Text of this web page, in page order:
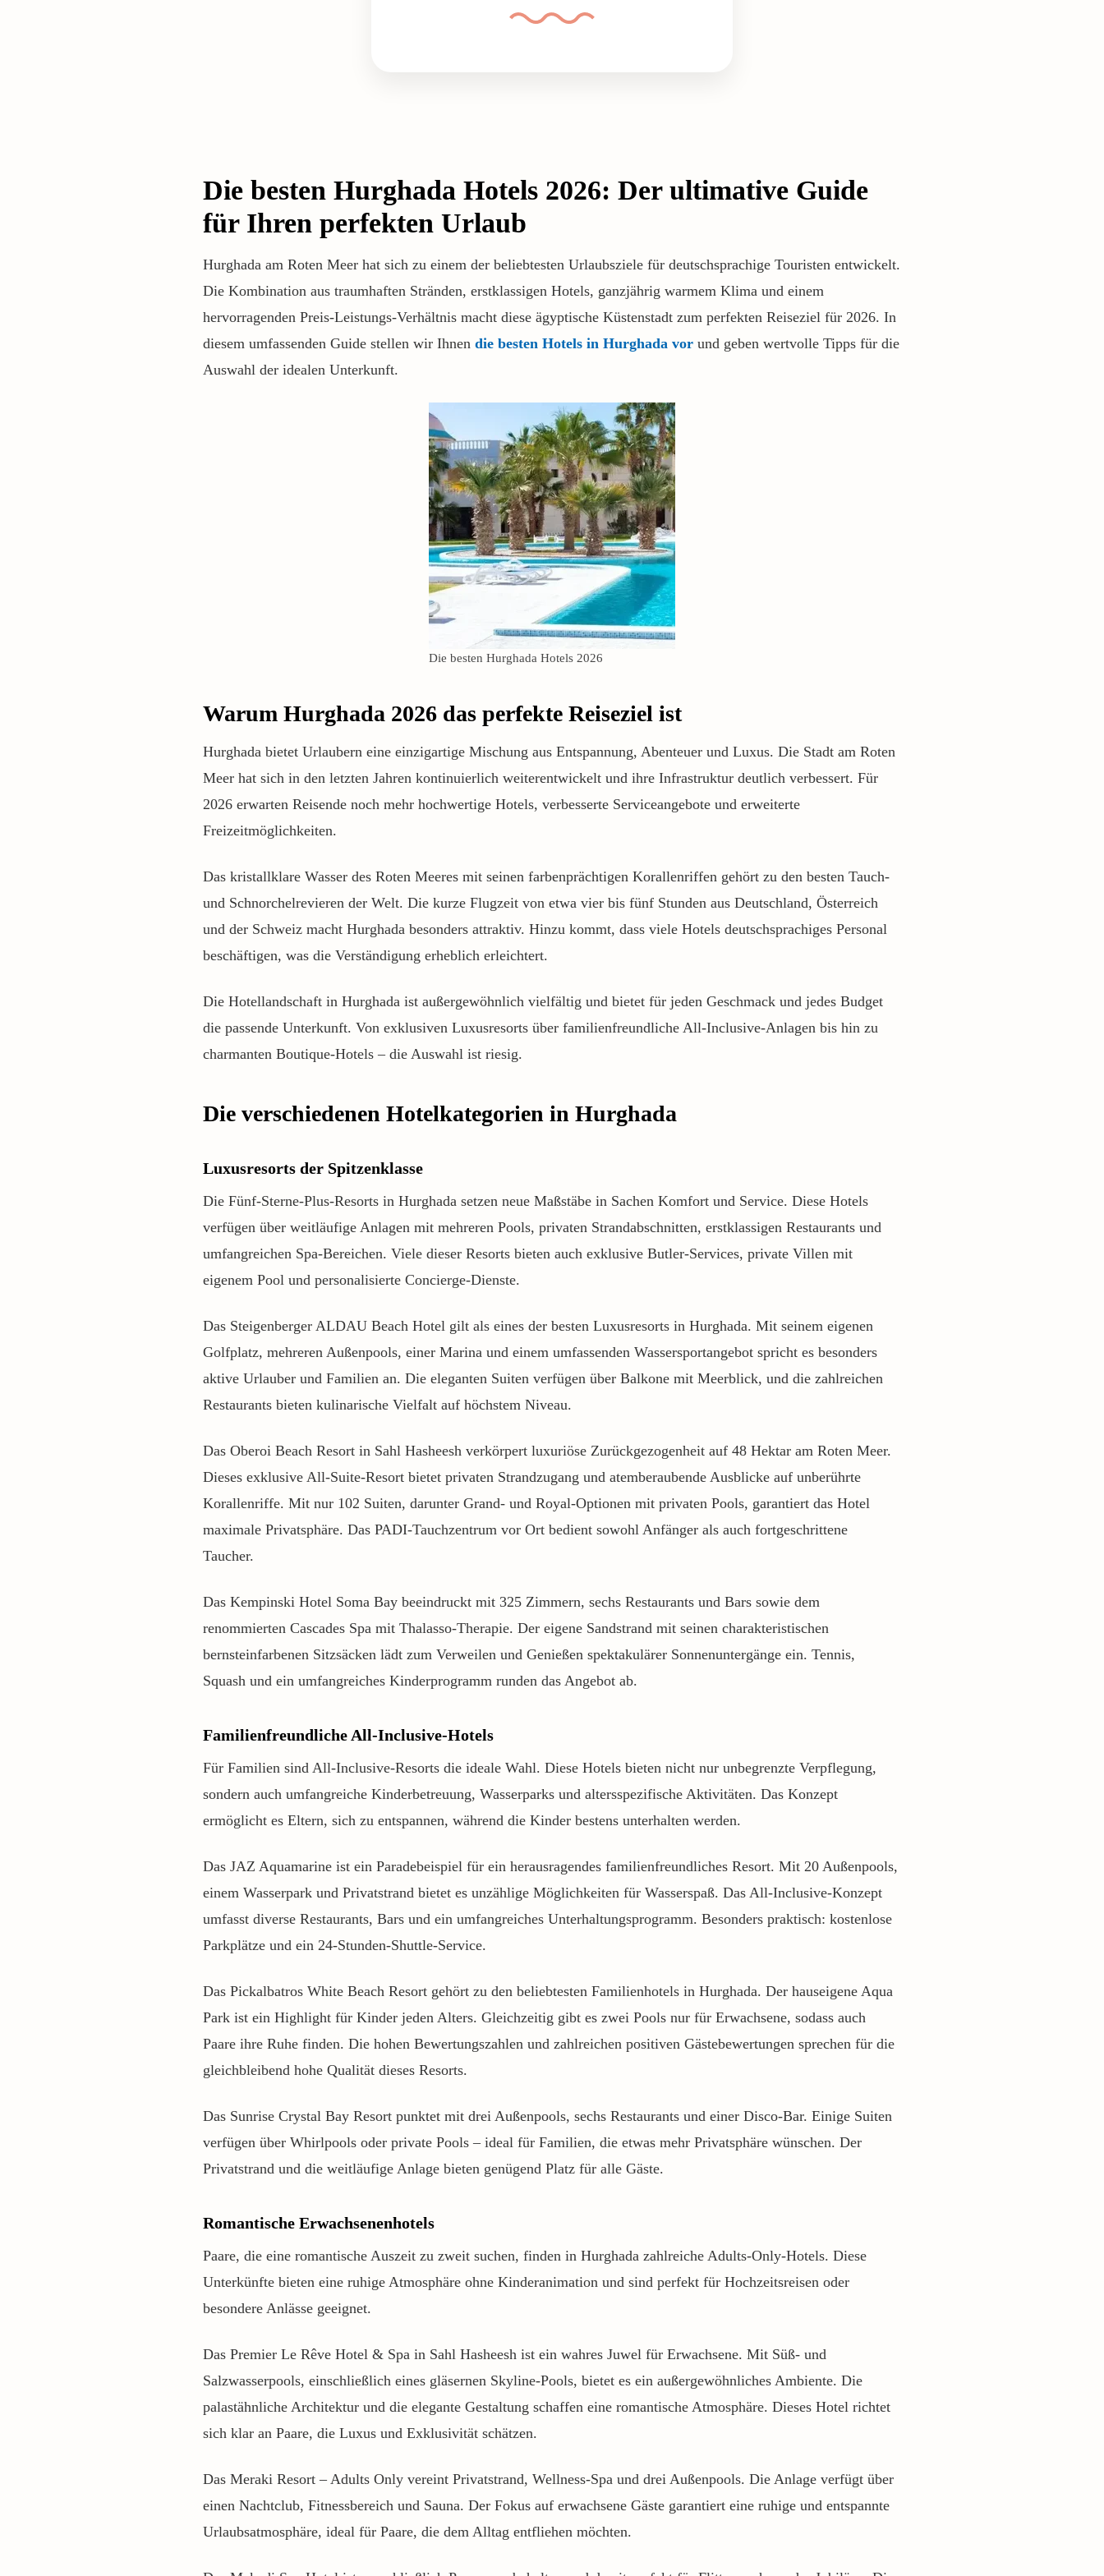
Die besten Hurghada Hotels 2026: Der ultimative Guide
für Ihren perfekten Urlaub
Hurghada am Roten Meer hat sich zu einem der beliebtesten Urlaubsziele für deutschsprachige Touristen entwickelt.
Die Kombination aus traumhaften Stränden, erstklassigen Hotels, ganzjährig warmem Klima und einem
hervorragenden Preis-Leistungs-Verhältnis macht diese ägyptische Küstenstadt zum perfekten Reiseziel für 2026. In
diesem umfassenden Guide stellen wir Ihnen die besten Hotels in Hurghada vor und geben wertvolle Tipps für die
Auswahl der idealen Unterkunft.
Die besten Hurghada Hotels 2026
Warum Hurghada 2026 das perfekte Reiseziel ist
Hurghada bietet Urlaubern eine einzigartige Mischung aus Entspannung, Abenteuer und Luxus. Die Stadt am Roten
Meer hat sich in den letzten Jahren kontinuierlich weiterentwickelt und ihre Infrastruktur deutlich verbessert. Für
2026 erwarten Reisende noch mehr hochwertige Hotels, verbesserte Serviceangebote und erweiterte
Freizeitmöglichkeiten.
Das kristallklare Wasser des Roten Meeres mit seinen farbenprächtigen Korallenriffen gehört zu den besten Tauch-
und Schnorchelrevieren der Welt. Die kurze Flugzeit von etwa vier bis fünf Stunden aus Deutschland, Österreich
und der Schweiz macht Hurghada besonders attraktiv. Hinzu kommt, dass viele Hotels deutschsprachiges Personal
beschäftigen, was die Verständigung erheblich erleichtert.
Die Hotellandschaft in Hurghada ist außergewöhnlich vielfältig und bietet für jeden Geschmack und jedes Budget
die passende Unterkunft. Von exklusiven Luxusresorts über familienfreundliche All-Inclusive-Anlagen bis hin zu
charmanten Boutique-Hotels – die Auswahl ist riesig.
Die verschiedenen Hotelkategorien in Hurghada
Luxusresorts der Spitzenklasse
Die Fünf-Sterne-Plus-Resorts in Hurghada setzen neue Maßstäbe in Sachen Komfort und Service. Diese Hotels
verfügen über weitläufige Anlagen mit mehreren Pools, privaten Strandabschnitten, erstklassigen Restaurants und
umfangreichen Spa-Bereichen. Viele dieser Resorts bieten auch exklusive Butler-Services, private Villen mit
eigenem Pool und personalisierte Concierge-Dienste.
Das Steigenberger ALDAU Beach Hotel gilt als eines der besten Luxusresorts in Hurghada. Mit seinem eigenen
Golfplatz, mehreren Außenpools, einer Marina und einem umfassenden Wassersportangebot spricht es besonders
aktive Urlauber und Familien an. Die eleganten Suiten verfügen über Balkone mit Meerblick, und die zahlreichen
Restaurants bieten kulinarische Vielfalt auf höchstem Niveau.
Das Oberoi Beach Resort in Sahl Hasheesh verkörpert luxuriöse Zurückgezogenheit auf 48 Hektar am Roten Meer.
Dieses exklusive All-Suite-Resort bietet privaten Strandzugang und atemberaubende Ausblicke auf unberührte
Korallenriffe. Mit nur 102 Suiten, darunter Grand- und Royal-Optionen mit privaten Pools, garantiert das Hotel
maximale Privatsphäre. Das PADI-Tauchzentrum vor Ort bedient sowohl Anfänger als auch fortgeschrittene
Taucher.
Das Kempinski Hotel Soma Bay beeindruckt mit 325 Zimmern, sechs Restaurants und Bars sowie dem
renommierten Cascades Spa mit Thalasso-Therapie. Der eigene Sandstrand mit seinen charakteristischen
bernsteinfarbenen Sitzsäcken lädt zum Verweilen und Genießen spektakulärer Sonnenuntergänge ein. Tennis,
Squash und ein umfangreiches Kinderprogramm runden das Angebot ab.
Familienfreundliche All-Inclusive-Hotels
Für Familien sind All-Inclusive-Resorts die ideale Wahl. Diese Hotels bieten nicht nur unbegrenzte Verpflegung,
sondern auch umfangreiche Kinderbetreuung, Wasserparks und altersspezifische Aktivitäten. Das Konzept
ermöglicht es Eltern, sich zu entspannen, während die Kinder bestens unterhalten werden.
Das JAZ Aquamarine ist ein Paradebeispiel für ein herausragendes familienfreundliches Resort. Mit 20 Außenpools,
einem Wasserpark und Privatstrand bietet es unzählige Möglichkeiten für Wasserspaß. Das All-Inclusive-Konzept
umfasst diverse Restaurants, Bars und ein umfangreiches Unterhaltungsprogramm. Besonders praktisch: kostenlose
Parkplätze und ein 24-Stunden-Shuttle-Service.
Das Pickalbatros White Beach Resort gehört zu den beliebtesten Familienhotels in Hurghada. Der hauseigene Aqua
Park ist ein Highlight für Kinder jeden Alters. Gleichzeitig gibt es zwei Pools nur für Erwachsene, sodass auch
Paare ihre Ruhe finden. Die hohen Bewertungszahlen und zahlreichen positiven Gästebewertungen sprechen für die
gleichbleibend hohe Qualität dieses Resorts.
Das Sunrise Crystal Bay Resort punktet mit drei Außenpools, sechs Restaurants und einer Disco-Bar. Einige Suiten
verfügen über Whirlpools oder private Pools – ideal für Familien, die etwas mehr Privatsphäre wünschen. Der
Privatstrand und die weitläufige Anlage bieten genügend Platz für alle Gäste.
Romantische Erwachsenenhotels
Paare, die eine romantische Auszeit zu zweit suchen, finden in Hurghada zahlreiche Adults-Only-Hotels. Diese
Unterkünfte bieten eine ruhige Atmosphäre ohne Kinderanimation und sind perfekt für Hochzeitsreisen oder
besondere Anlässe geeignet.
Das Premier Le Rêve Hotel & Spa in Sahl Hasheesh ist ein wahres Juwel für Erwachsene. Mit Süß- und
Salzwasserpools, einschließlich eines gläsernen Skyline-Pools, bietet es ein außergewöhnliches Ambiente. Die
palastähnliche Architektur und die elegante Gestaltung schaffen eine romantische Atmosphäre. Dieses Hotel richtet
sich klar an Paare, die Luxus und Exklusivität schätzen.
Das Meraki Resort – Adults Only vereint Privatstrand, Wellness-Spa und drei Außenpools. Die Anlage verfügt über
einen Nachtclub, Fitnessbereich und Sauna. Der Fokus auf erwachsene Gäste garantiert eine ruhige und entspannte
Urlaubsatmosphäre, ideal für Paare, die dem Alltag entfliehen möchten.